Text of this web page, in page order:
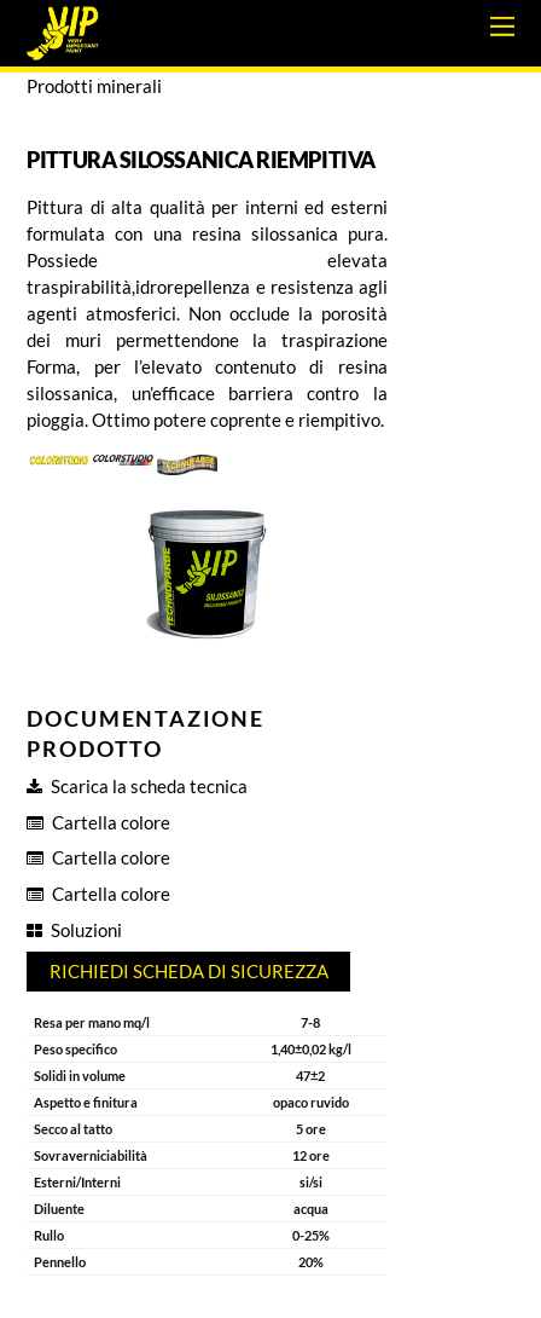
Prodotti minerali
PITTURA SILOSSANICA RIEMPITIVA
Pittura di alta qualità per interni ed esterni
formulata con una resina silossanica pura.
Possiede elevata
traspirabilità,idrorepellenza e resistenza agli
agenti atmosferici. Non occlude la porosità
dei muri permettendone la traspirazione
Forma, per l’elevato contenuto di resina
silossanica, un’efficace barriera contro la
pioggia. Ottimo potere coprente e riempitivo.
DOCUMENTAZIONE
PRODOTTO
Scarica la scheda tecnica
Cartella colore
Cartella colore
Cartella colore
Soluzioni
RICHIEDI SCHEDA DI SICUREZZA
Resa per mano mq/l
7-8
Peso specifico
1,40±0,02 kg/l
Solidi in volume
47±2
Aspetto e finitura
opaco ruvido
Secco al tatto
5 ore
Sovraverniciabilità
12 ore
Esterni/Interni
si/si
Diluente
acqua
Rullo
0-25%
Pennello
20%